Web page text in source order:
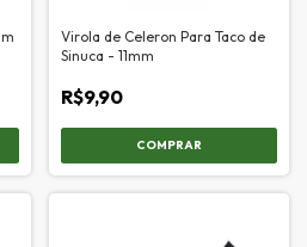
Virola de Celeron Para Taco de
Sinuca - 11mm
R$9,90